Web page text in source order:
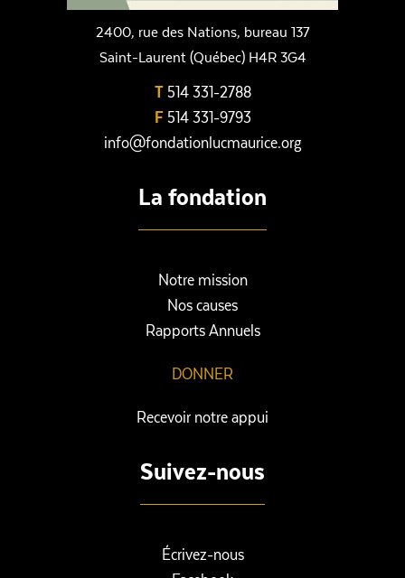
2400, rue des Nations, bureau 137
Saint-Laurent (Québec) H4R 3G4
T514 331-2788
F514 331-9793
info@fondationlucmaurice.org
La fondation
Notre mission
Nos causes
Rapports Annuels
DONNER
Recevoir notre appui
Suivez-nous
Écrivez-nous